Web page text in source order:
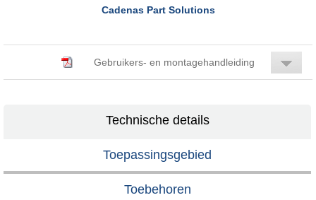
Cadenas Part Solutions
Gebruikers- en montagehandleiding
Technische details
Toepassingsgebied
Toebehoren